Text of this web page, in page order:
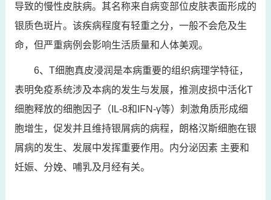
导致的慢性皮肤病。其名称来自病变部位皮肤表面形成的
银质色斑片。该疾病程度有轻重之分，一般不会危及生
命，但严重病例会影响生活质量和人体美观。
6、T细胞真皮浸润是本病重要的组织病理学特征，
表明免疫系统涉及本病的发生与发展，推测皮损中活化T
细胞释放的细胞因子（IL-8和IFN-γ等）刺激角质形成细
胞增生，促发并且维持银屑病的病程，朗格汉斯细胞在银
屑病的发生、发展中发挥重要作用。内分泌因素 主要和
妊娠、分娩、哺乳及月经有关。